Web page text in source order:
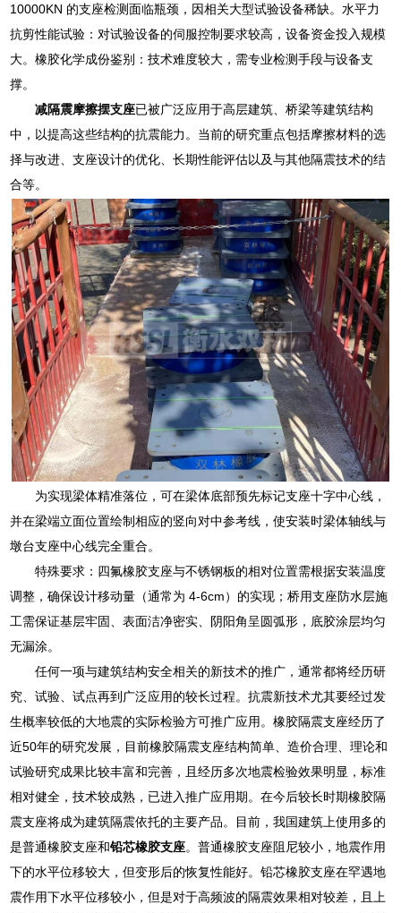
10000KN 的支座检测面临瓶颈，因相关大型试验设备稀缺。水平力
抗剪性能试验：对试验设备的伺服控制要求较高，设备资金投入规模
大。橡胶化学成份鉴别：技术难度较大，需专业检测手段与设备支
撑。
减隔震摩擦摆支座已被广泛应用于高层建筑、桥梁等建筑结构
中，以提高这些结构的抗震能力。当前的研究重点包括摩擦材料的选
择与改进、支座设计的优化、长期性能评估以及与其他隔震技术的结
合等。
为实现梁体精准落位，可在梁体底部预先标记支座十字中心线，
并在梁端立面位置绘制相应的竖向对中参考线，使安装时梁体轴线与
墩台支座中心线完全重合。
特殊要求：四氟橡胶支座与不锈钢板的相对位置需根据安装温度
调整，确保设计移动量（通常为 4-6cm）的实现；桥用支座防水层施
工需保证基层牢固、表面洁净密实、阴阳角呈圆弧形，底胶涂层均匀
无漏涂。
任何一项与建筑结构安全相关的新技术的推广，通常都将经历研
究、试验、试点再到广泛应用的较长过程。抗震新技术尤其要经过发
生概率较低的大地震的实际检验方可推广应用。橡胶隔震支座经历了
近50年的研究发展，目前橡胶隔震支座结构简单、造价合理、理论和
试验研究成果比较丰富和完善，且经历多次地震检验效果明显，标准
相对健全，技术较成熟，已进入推广应用期。在今后较长时期橡胶隔
震支座将成为建筑隔震依托的主要产品。目前，我国建筑上使用多的
是普通橡胶支座和铅芯橡胶支座。普通橡胶支座阻尼较小，地震作用
下的水平位移较大，但变形后的恢复性能好。铅芯橡胶支座在罕遇地
震作用下水平位移较小，但是对于高频波的隔震效果相对较差，且上